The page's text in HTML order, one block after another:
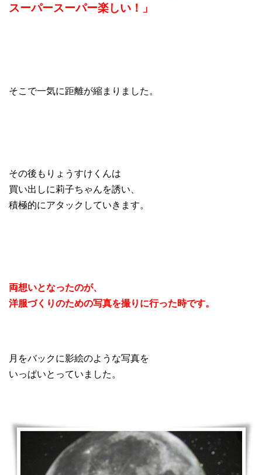
スーパースーパー楽しい！」
そこで一気に距離が縮まりました。
その後もりょうすけくんは
買い出しに莉子ちゃんを誘い、
積極的にアタックしていきます。
両想いとなったのが、
洋服づくりのための写真を撮りに行った時です。
月をバックに影絵のような写真を
いっぱいとっていました。